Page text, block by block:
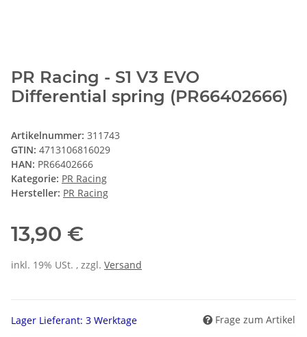
PR Racing - S1 V3 EVO
Differential spring (PR66402666)
Artikelnummer: 311743
GTIN: 4713106816029
HAN: PR66402666
Kategorie: PR Racing
Hersteller: PR Racing
13,90 €
inkl. 19% USt. , zzgl. Versand
Lager Lieferant: 3 Werktage Frage zum Artikel